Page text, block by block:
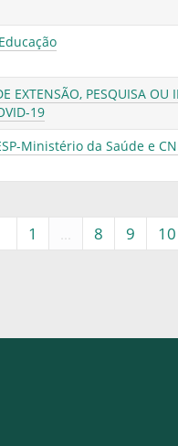
EXTENSÃO, PESQUISA
19
Ministério da Saúde e
1 ... 8 9 10